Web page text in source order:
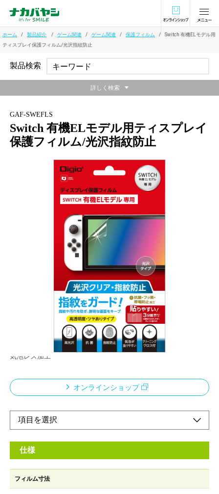
オンラインショ
ホーム 製品紹介 ゲーム関連 ゲーム関連 保護フィルム
Switch 有機ELモデル用
ティスプレイ保護フィルム/光沢指紋防止
GAF-SWEFLS
Switch 有機ELモデル用ティスプレイ
保護フィルム/光沢指紋防止
ピタッと吸着、キレイをキープ
メーカー希望小売価格：
液晶画面をキズや汚れから守る
位置決めしやすい3分割離型シート
気泡レス加工
オンラインショップ
仕様
フィルム寸法
製品検索
詳しく検索